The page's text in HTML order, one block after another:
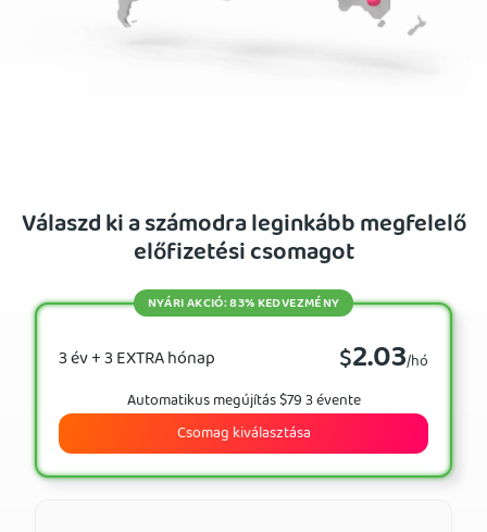
Válaszd ki a számodra leginkább megfelelő
előfizetési csomagot
3 év + 3 EXTRA hónap $2.03/hó
NYÁRI AKCIÓ: 83% KEDVEZMÉNY
Automatikus megújítás $79 3 évente
Csomag kiválasztása